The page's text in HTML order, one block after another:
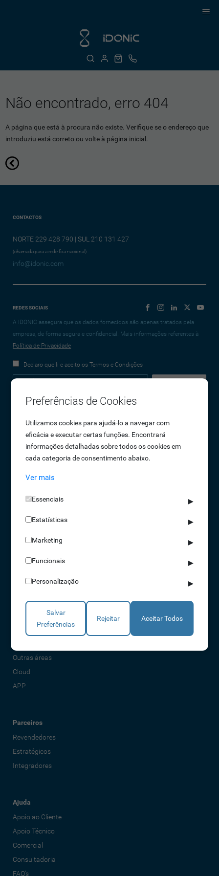
Não encontrado, erro 404
A página que está à procura não existe. Verifique se o endereço que
introduziu está correto ou volte à página inicial.
CONTACTOS
NORTE 229 428 790 | SUL 210 131 427
(chamada para a rede fixa nacional)
info@idonic.com
REDES SOCIAIS
A IDONIC assegura que os dados fornecidos são apenas tratados pela
empresa, de forma segura e confidencial. Mais informações referentes à
Política de Privacidade
Declaro que li e aceito os Termos e Condições
Empresa
Sobre Nós
Oportunidades de Emprego
Termos e Condições
Política de Privacidade
Livro de reclamações
Soluções
Acessos
Torniquetes
Parques Auto
Rondas e Serviços
Outras áreas
Cloud
APP
Parceiros
Revendedores
Estratégicos
Integradores
Ajuda
Apoio ao Cliente
Apoio Técnico
Comercial
Consultadoria
FAQ's
Preferências de Cookies
Utilizamos cookies para ajudá-lo a navegar com
eficácia e executar certas funções. Encontrará
informações detalhadas sobre todos os cookies em
cada categoria de consentimento abaixo.
Ver mais
Essenciais ▶
Estatísticas ▶
Marketing ▶
Funcionais ▶
Personalização ▶
Salvar
Preferências
Rejeitar Aceitar Todos